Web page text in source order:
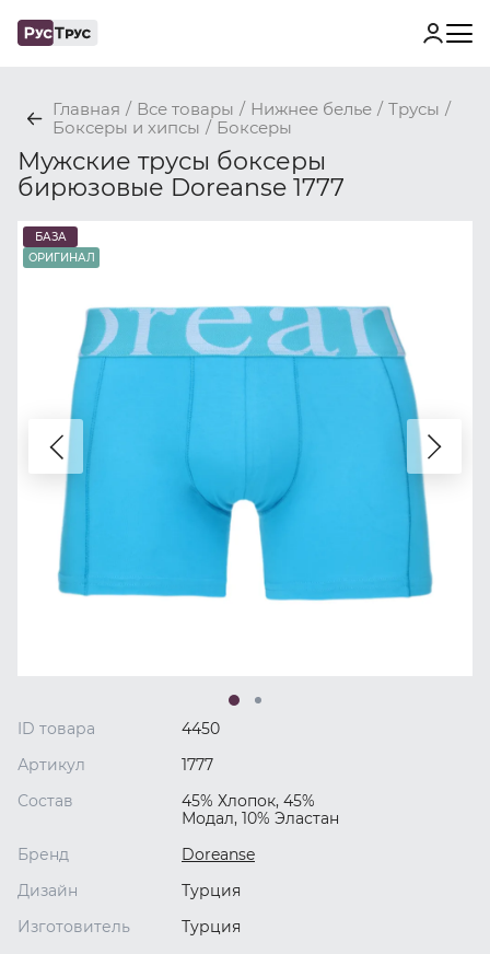
Главная / Все товары / Нижнее белье / Трусы /
Боксеры и хипсы / Боксеры
Мужские трусы боксеры
бирюзовые Doreanse 1777
БАЗА
ОРИГИНАЛ
ID товара
4450
Артикул
1777
Состав
45% Хлопок, 45%
Модал, 10% Эластан
Бренд
Doreanse
Дизайн
Турция
Изготовитель
Турция